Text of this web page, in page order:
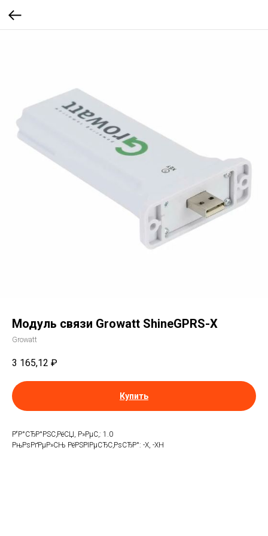
Модуль связи Growatt ShineGPRS-X
Growatt
3 165,12 ₽
Купить
Р“Р°СЂР°РЅС‚РёСЏ, Р»РµС‚: 1.0
РњРѕРґРµР»СЊ РёРЅРІРµСЂС‚РѕСЂР°: -X, -XH